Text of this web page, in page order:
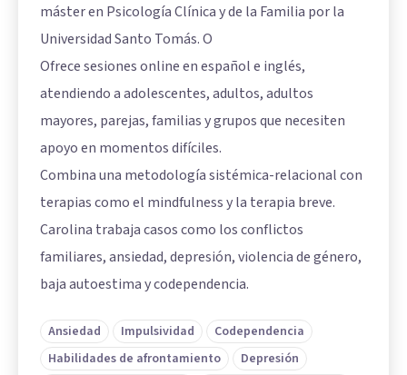
máster en Psicología Clínica y de la Familia por la
Universidad Santo Tomás. O
Ofrece sesiones online en español e inglés,
atendiendo a adolescentes, adultos, adultos
mayores, parejas, familias y grupos que necesiten
apoyo en momentos difíciles.
Combina una metodología sistémica-relacional con
terapias como el mindfulness y la terapia breve.
Carolina trabaja casos como los conflictos
familiares, ansiedad, depresión, violencia de género,
baja autoestima y codependencia.
Ansiedad Impulsividad
Codependencia
Habilidades de afrontamiento
Depresión